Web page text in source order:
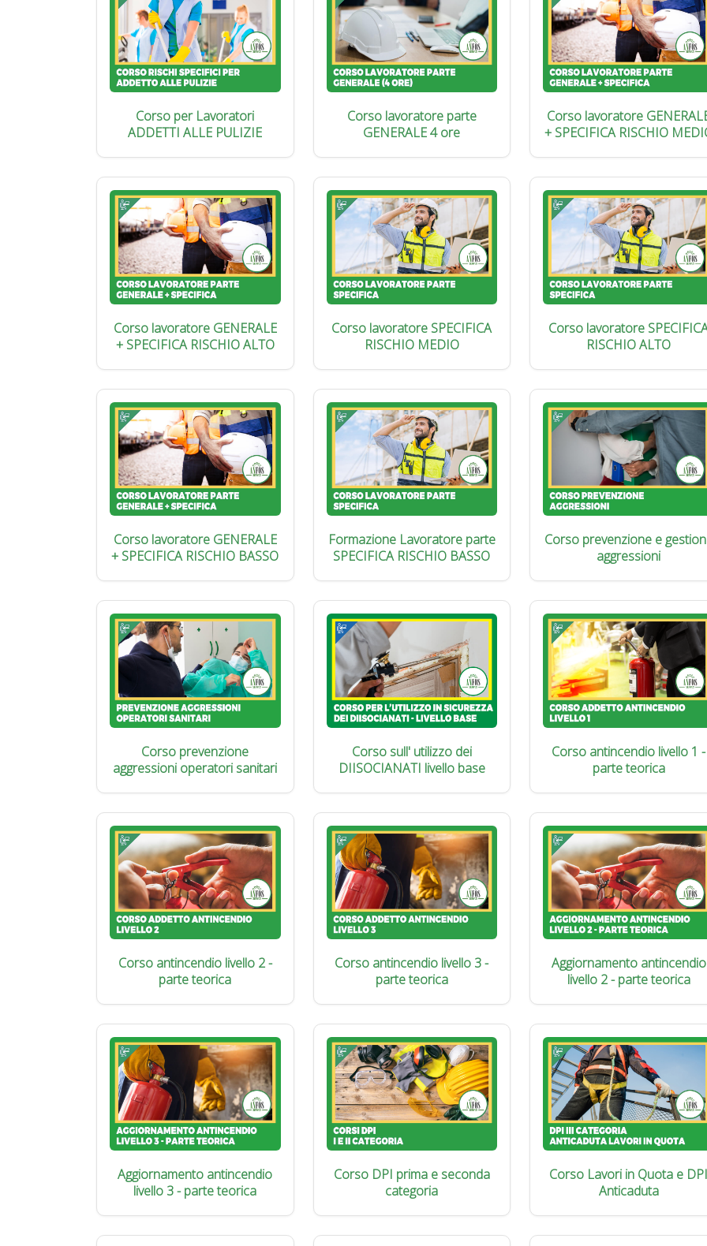
Corso per Lavoratori
ADDETTI ALLE PULIZIE
Corso lavoratore parte
GENERALE 4 ore
Corso lavoratore
+ SPECIFICA RISCHIO
Corso lavoratore GENERALE
+ SPECIFICA RISCHIO ALTO
Corso lavoratore SPECIFICA
RISCHIO MEDIO
Corso lavoratore
RISCHIO ALTO
Corso lavoratore GENERALE
+ SPECIFICA RISCHIO BASSO
Formazione Lavoratore parte
SPECIFICA RISCHIO BASSO
Corso prevenzione e
aggressioni
Corso prevenzione
aggressioni operatori sanitari
Corso sull' utilizzo dei
DIISOCIANATI livello base
Corso antincendio livello 1 -
parte teorica
Corso antincendio livello 2 -
parte teorica
Corso antincendio livello 3 -
parte teorica
Aggiornamento antincendio
livello 2 - parte teorica
Aggiornamento antincendio
livello 3 - parte teorica
Corso DPI prima e seconda
categoria
Corso Lavori in Quota e
Anticaduta